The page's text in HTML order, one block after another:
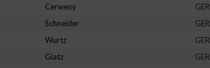
Cerweny GER
Schneider GER
Wurtz GER
Glatz GER
Informationen identifizieren